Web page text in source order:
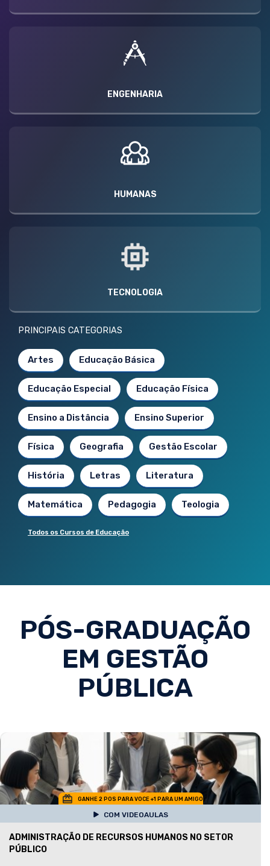
ENGENHARIA
HUMANAS
TECNOLOGIA
PRINCIPAIS CATEGORIAS
Artes Educação Básica
Educação Especial Educação Física
Ensino a Distância Ensino Superior
Física Geografia Gestão Escolar
História Letras Literatura
Matemática Pedagogia Teologia
Todos os Cursos de Educação
PÓS-GRADUAÇÃO
EM GESTÃO
PÚBLICA
GANHE 2 POS PARA VOCE +1 PARA UM AMIGO
COM VIDEOAULAS
ADMINISTRAÇÃO DE RECURSOS HUMANOS NO SETOR
PÚBLICO